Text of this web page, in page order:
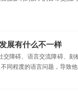
展有什么不一样
障碍、语言交流障碍、
同程度的语言问题，导致